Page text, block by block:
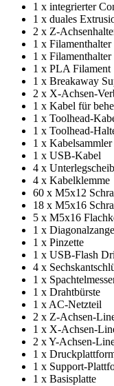
1 x integrierter
1 x duales
2 x Z-
1 x
1 x Filamenthalter
1 x PLA Filament
1 x Breakaway
2 x X-Achsen-
1 x Kabel für
1 x Toolhead-
1 x Toolhead-
1 x Kabelsammler
1 x USB-Kabel
4 x
4 x Kabelklemme
60 x M5x12
18 x M5x16
5 x M5x16
1 x Diagonalzange
1 x Pinzette
1 x USB-Flash
4 x
1 x
1 x Drahtbürste
1 x AC-Netzteil
2 x Z-Achsen-
1 x X-Achsen-
2 x Y-Achsen-
1 x
1 x Support-
1 x Basisplatte